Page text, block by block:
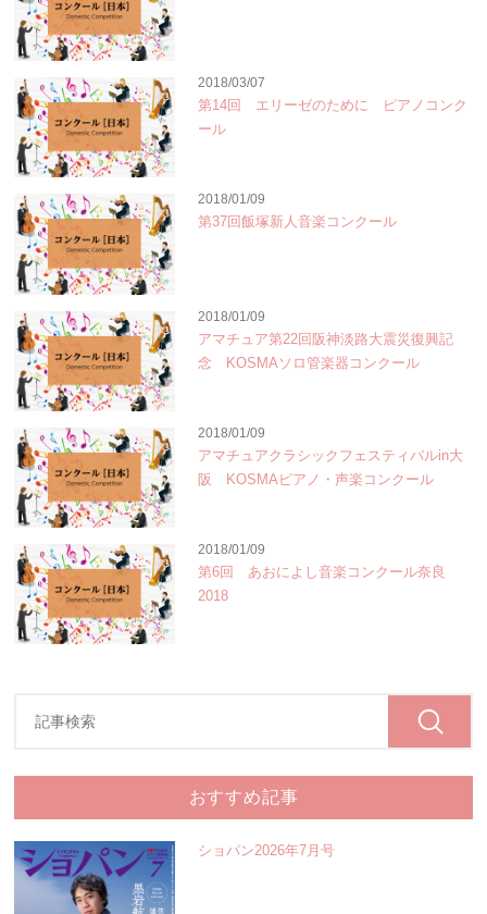
2018/03/07
第14回 エリーゼのために ピアノコンク
ール
2018/01/09
第37回飯塚新人音楽コンクール
2018/01/09
アマチュア第22回阪神淡路大震災復興記
念 KOSMAソロ管楽器コンクール
2018/01/09
アマチュアクラシックフェスティバルin大
阪 KOSMAピアノ・声楽コンクール
2018/01/09
第6回 あおによし音楽コンクール奈良
2018
おすすめ記事
ショパン2026年7月号